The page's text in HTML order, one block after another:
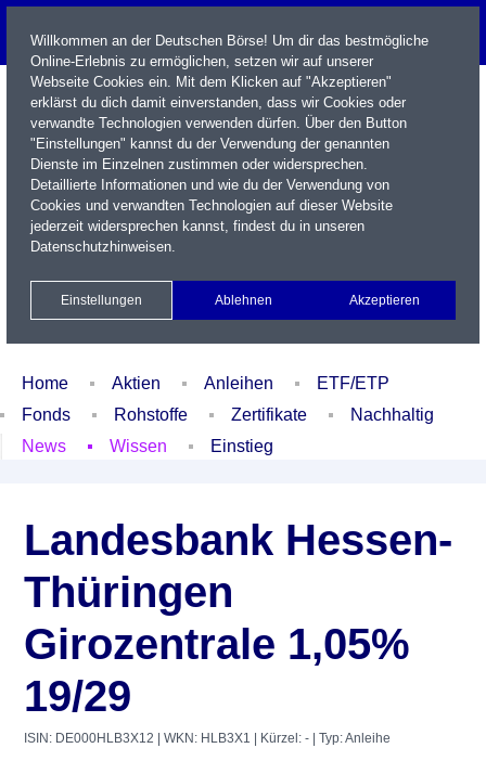
Name / WKN / ISIN / Kürzel
Xetra Realtime
Watchlist Portfolio Login
Home Aktien Anleihen
ETF/ETP
Fonds
Rohstoffe Zertifikate
Nachhaltig
News
Wissen Einstieg
Landesbank Hessen-
Thüringen
Girozentrale 1,05%
19/29
ISIN: DE000HLB3X12 | WKN: HLB3X1 | Kürzel: - | Typ: Anleihe
Willkommen an der Deutschen Börse! Um dir das bestmögliche
Online-Erlebnis zu ermöglichen, setzen wir auf unserer
Webseite Cookies ein. Mit dem Klicken auf "Akzeptieren"
erklärst du dich damit einverstanden, dass wir Cookies oder
verwandte Technologien verwenden dürfen. Über den Button
"Einstellungen" kannst du der Verwendung der genannten
Dienste im Einzelnen zustimmen oder widersprechen.
Detaillierte Informationen und wie du der Verwendung von
Cookies und verwandten Technologien auf dieser Website
jederzeit widersprechen kannst, findest du in unseren
Datenschutzhinweisen.
Einstellungen Ablehnen Akzeptieren